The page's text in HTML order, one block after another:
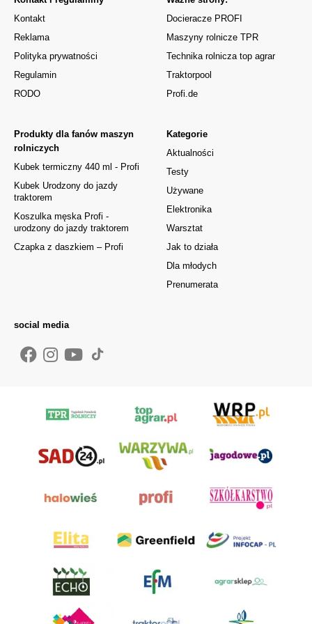
Kontakt
Reklama
Polityka prywatności
Regulamin
RODO
Kategorie
Aktualności
Testy
Używane
Elektronika
Warsztat
Jak to działa
Dla młodych
Prenumerata
Produkty dla fanów maszyn
rolniczych
Kubek termiczny 440 ml - Profi
Kubek Urodzony do jazdy
traktorem
Koszulka męska Profi -
urodzony do jazdy traktorem
Czapka z daszkiem – Profi
Docieracze PROFI
Maszyny rolnicze TPR
Technika rolnicza top agrar
Traktorpool
Profi.de
social media